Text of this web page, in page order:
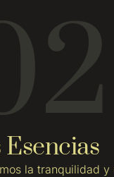
Esencias
la tranquilidad y